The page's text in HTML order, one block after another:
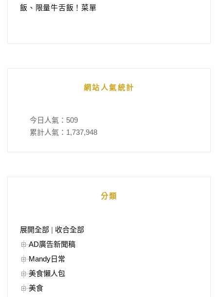
飯、限量牛舌飯！菜單
網站人氣統計
今日人氣： 509
累計人氣： 1,737,948
分類
展開全部 | 收合全部
AD廣告新聞稿
Mandy日常
美食懶人包
美食